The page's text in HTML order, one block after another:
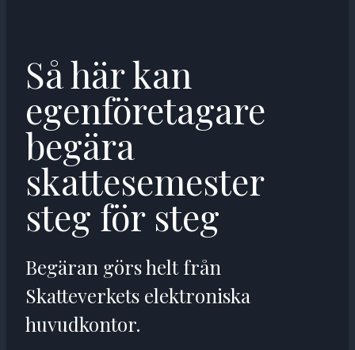
Så här kan
egenföretagare
begära
skattesemester
steg för steg
Begäran görs helt från
Skatteverkets elektroniska
huvudkontor.